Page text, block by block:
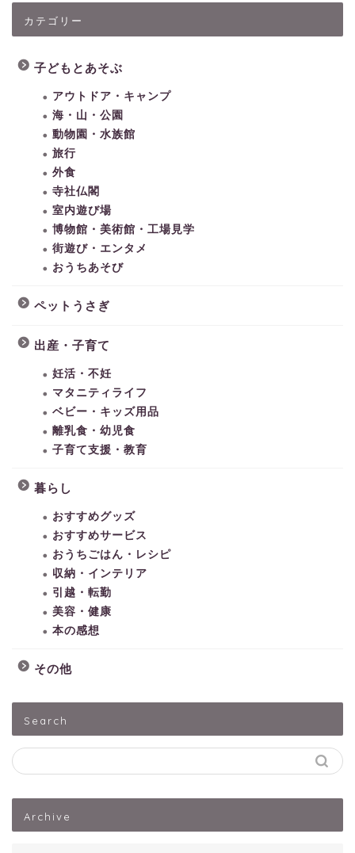
カテゴリー
子どもとあそぶ
アウトドア・キャンプ
海・山・公園
動物園・水族館
旅行
外食
寺社仏閣
室内遊び場
博物館・美術館・工場見学
街遊び・エンタメ
おうちあそび
ペットうさぎ
出産・子育て
妊活・不妊
マタニティライフ
ベビー・キッズ用品
離乳食・幼児食
子育て支援・教育
暮らし
おすすめグッズ
おすすめサービス
おうちごはん・レシピ
収納・インテリア
引越・転勤
美容・健康
本の感想
その他
Search
Archive
出産・子育て